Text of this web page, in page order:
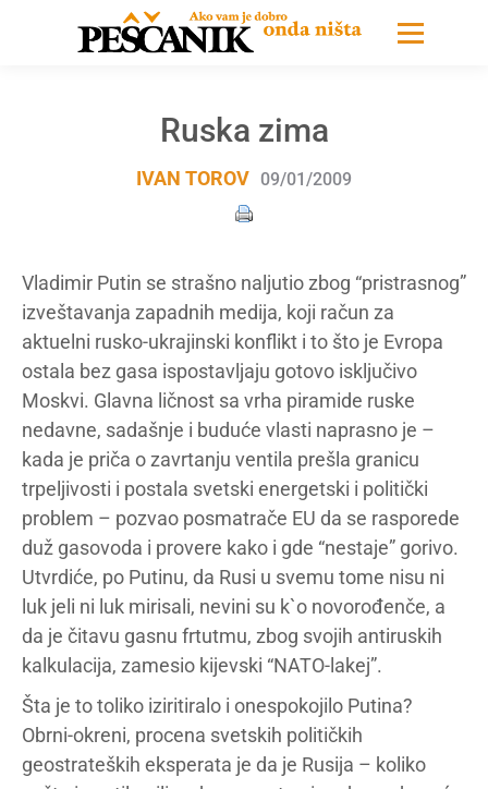
Ruska zima
IVAN TOROV 09/01/2009
Vladimir Putin se strašno naljutio zbog “pristrasnog”
izveštavanja zapadnih medija, koji račun za
aktuelni rusko-ukrajinski konflikt i to što je Evropa
ostala bez gasa ispostavljaju gotovo isključivo
Moskvi. Glavna ličnost sa vrha piramide ruske
nedavne, sadašnje i buduće vlasti naprasno je –
kada je priča o zavrtanju ventila prešla granicu
trpeljivosti i postala svetski energetski i politički
problem – pozvao posmatrače EU da se rasporede
duž gasovoda i provere kako i gde “nestaje” gorivo.
Utvrdiće, po Putinu, da Rusi u svemu tome nisu ni
luk jeli ni luk mirisali, nevini su k`o novorođenče, a
da je čitavu gasnu frtutmu, zbog svojih antiruskih
kalkulacija, zamesio kijevski “NATO-lakej”.
Šta je to toliko iziritiralo i onespokojilo Putina?
Obrni-okreni, procena svetskih političkih
geostrateških eksperata je da je Rusija – koliko